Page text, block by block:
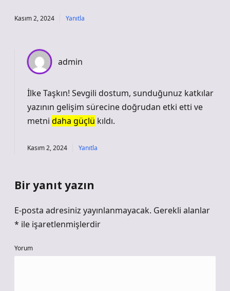
Kasım 2, 2024 Yanıtla
admin
İlke Taşkın! Sevgili dostum, sunduğunuz katkılar
yazının gelişim sürecine doğrudan etki etti ve
metni daha güçlü kıldı.
Kasım 2, 2024 Yanıtla
Bir yanıt yazın
E-posta adresiniz yayınlanmayacak. Gerekli alanlar
* ile işaretlenmişlerdir
Yorum